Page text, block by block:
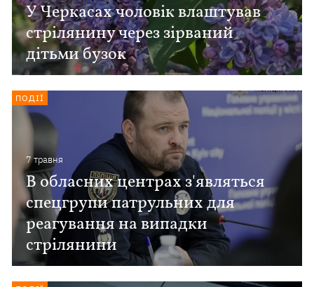
У Черкасах чоловік влаштував
стрілянину через зірваний
дітьми бузок
7 травня
В обласних центрах з'являться
спецгрупи патрульних для
реагування на випадки
стрілянини
ПОДІЇ